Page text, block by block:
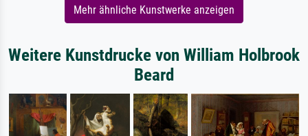
Mehr ähnliche Kunstwerke anzeigen
Weitere Kunstdrucke von William Holbrook
Beard